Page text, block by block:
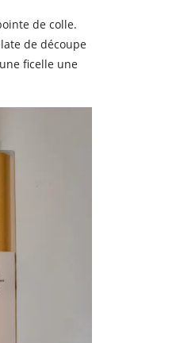
de colle.
de découpe
ficelle une